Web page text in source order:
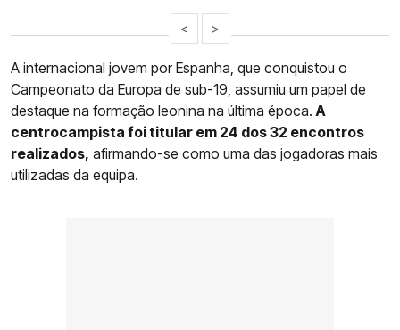
< >
A internacional jovem por Espanha, que conquistou o
Campeonato da Europa de sub-19, assumiu um papel de
destaque na formação leonina na última época. A
centrocampista foi titular em 24 dos 32 encontros
realizados, afirmando-se como uma das jogadoras mais
utilizadas da equipa.